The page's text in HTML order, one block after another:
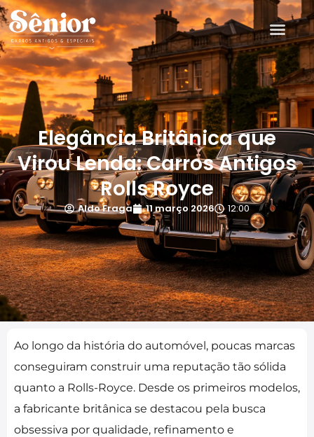
Elegância Britânica que
Virou Lenda: Carros Antigos
Rolls Royce
Aldo Fraga 11 março 2026 12:00
Ao longo da história do automóvel, poucas marcas
conseguiram construir uma reputação tão sólida
quanto a Rolls-Royce. Desde os primeiros modelos,
a fabricante britânica se destacou pela busca
obsessiva por qualidade, refinamento e